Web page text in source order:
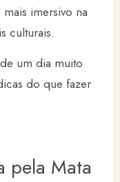
imersivo na
culturais.
um dia muito
do que fazer
pela Mata